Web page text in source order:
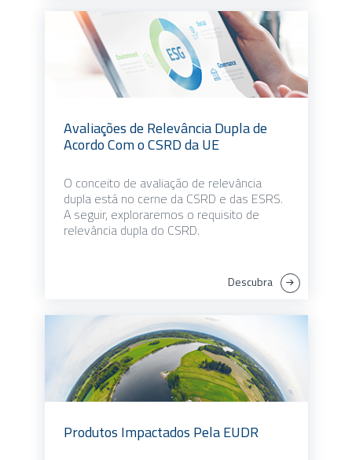
Avaliações de Relevância Dupla de
Acordo Com o CSRD da UE
O conceito de avaliação de relevância
dupla está no cerne da CSRD e das ESRS.
A seguir, exploraremos o requisito de
relevância dupla do CSRD.
Descubra
Produtos Impactados Pela EUDR